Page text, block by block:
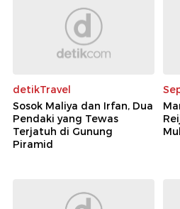
detikTravel
Sosok Maliya dan Irfan, Dua
Pendaki yang Tewas
Terjatuh di Gunung
Piramid